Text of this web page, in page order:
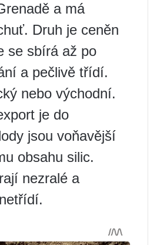
a má
Druh je ceněn
se sbírá až po
a pečlivě třídí.
nebo východní.
je do
jsou voňavější
obsahu silic.
nezralé a